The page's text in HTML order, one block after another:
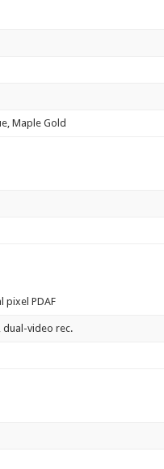
Maple Gold
pixel PDAF
dual-video rec.